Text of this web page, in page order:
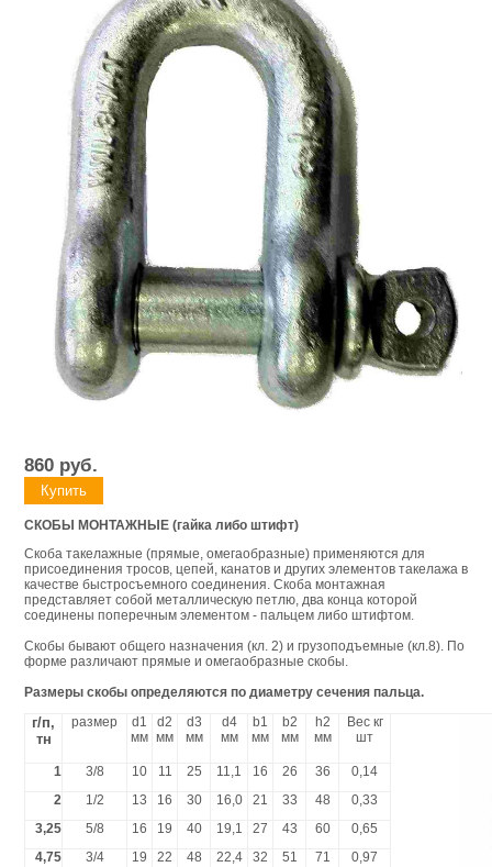
860 руб.
СКОБЫ МОНТАЖНЫЕ (гайка либо штифт)
Скоба такелажные (прямые, омегаобразные) применяются для
присоединения тросов, цепей, канатов и других элементов такелажа в
качестве быстросъемного соединения. Скоба монтажная
представляет собой металлическую петлю, два конца которой
соединены поперечным элементом - пальцем либо штифтом.
Скобы бывают общего назначения (кл. 2) и грузоподъемные (кл.8). По
форме различают прямые и омегаобразные скобы.
Размеры скобы определяются по диаметру сечения пальца.
г/п,
тн
размер
d1
мм
d2
мм
d3
мм
d4
мм
b1
мм
b2
мм
h2
мм
Вес кг
шт
1 3/8 10 11 25 11,1 16 26 36
0,14
2
1/2 13 16 30 16,0 21 33 48
0,33
3,25
5/8 16 19 40 19,1 27 43 60
0,65
4,75
3/4 19 22 48 22,4 32 51 71
0,97